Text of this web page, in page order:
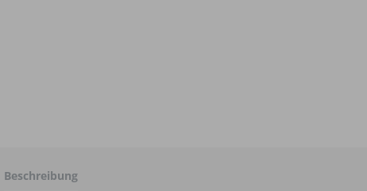
Beschreibung